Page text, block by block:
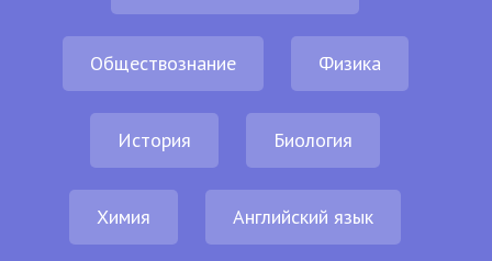
Обществознание Физика
История Биология
Химия Английский язык